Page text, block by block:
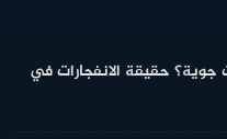
جوية؟ حقيقة الانفجارات في